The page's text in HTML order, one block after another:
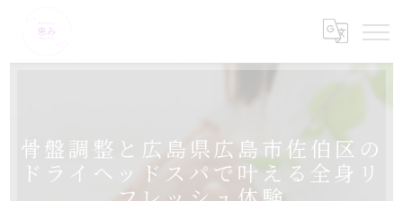
骨盤調整と広島県広島市佐伯区の
ドライヘッドスパで叶える全身リ